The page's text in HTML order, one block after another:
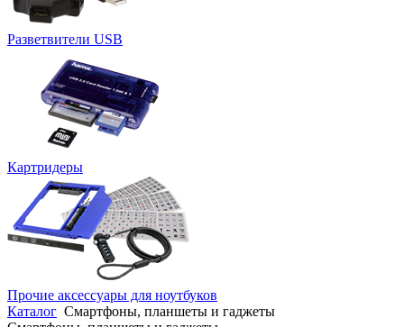
Разветвители USB
Картридеры
Прочие аксессуары для ноутбуков
Каталог Смартфоны, планшеты и гаджеты